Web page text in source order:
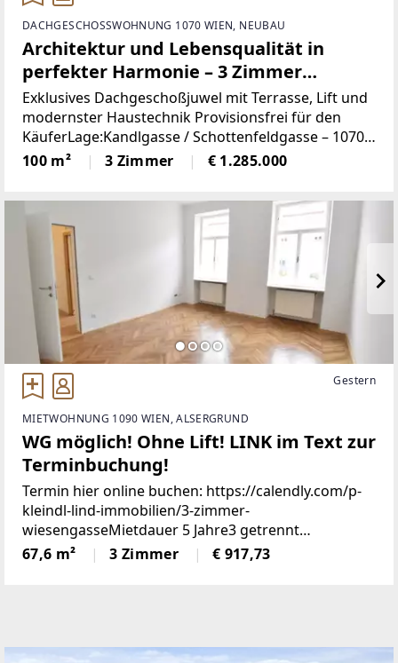
DACHGESCHOSSWOHNUNG 1070 WIEN, NEUBAU
Architektur und Lebensqualität in
perfekter Harmonie – 3 Zimmer
Luxuswohnung im 7. Bezirk
Exklusives Dachgeschoßjuwel mit Terrasse, Lift und
modernster Haustechnik Provisionsfrei für den
KäuferLage:Kandlgasse / Schottenfeldgasse – 1070
WienDer 7. Wiener Gemeindebezirk zählt zu den
begehrtesten Wohnlagen
100 m² 3 Zimmer € 1.285.000
Gestern
MIETWOHNUNG 1090 WIEN, ALSERGRUND
WG möglich! Ohne Lift! LINK im Text zur
Terminbuchung!
Termin hier online buchen: https://calendly.com/p-
kleindl-lind-immobilien/3-zimmer-
wiesengasseMietdauer 5 Jahre3 getrennt
begehbare helle Räume mit moderner Küche,
Vorraum, Bad/Toilette mit Marmorfliesen.3. Stock
67,6 m² 3 Zimmer € 917,73